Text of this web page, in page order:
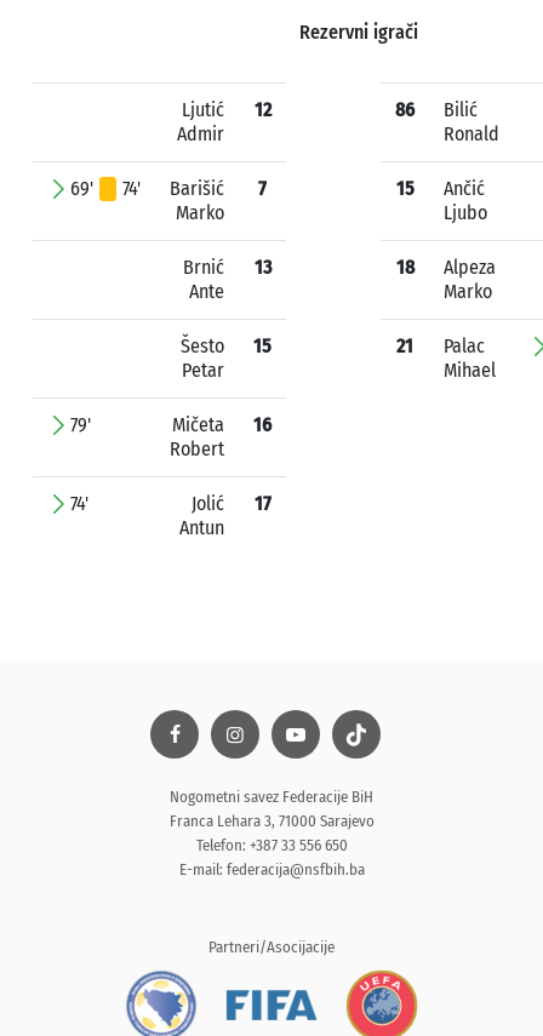
Rezervni igrači
Ljutić
Admir
12
69' 74'
Barišić
Marko
7
Brnić
Ante
13
Šesto
Petar
15
79'
Mičeta
Robert
16
74'
Jolić
Antun
17
86
Bilić
Ronald
15
Ančić
Ljubo
18
Alpeza
Marko
21
Palac
Mihael
Nogometni savez Federacije BiH
Franca Lehara 3, 71000 Sarajevo
Telefon: +387 33 556 650
E-mail: federacija@nsfbih.ba
Partneri/Asocijacije